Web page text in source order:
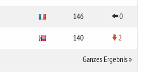
146 0
140 2
Ganzes Ergebnis»